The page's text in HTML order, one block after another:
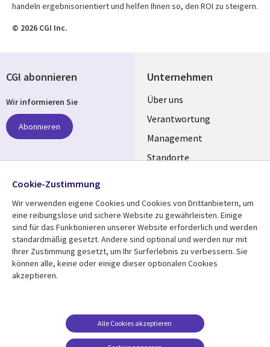
handeln ergebnisorientiert und helfen Ihnen so, den ROI zu steigern.
© 2026 CGI Inc.
Unternehmen
Useful
links
GERMANY
Über uns
Verantwortung
Management
Standorte
Mediathek
Library
GERMANY
Aktuelles
Rechtliches
Beschwerden/Hinweise
Compliance
CGI abonnieren
Wir informieren Sie
Abonnieren
Folgen Sie uns
Social
Media
GERMANY
Cookie-Zustimmung
Wir verwenden eigene Cookies und Cookies von Drittanbietern, um
eine reibungslose und sichere Website zu gewährleisten. Einige
sind für das Funktionieren unserer Website erforderlich und werden
standardmäßig gesetzt. Andere sind optional und werden nur mit
Ihrer Zustimmung gesetzt, um Ihr Surferlebnis zu verbessern. Sie
können alle, keine oder einige dieser optionalen Cookies
akzeptieren.
Alle Cookies akzeptieren